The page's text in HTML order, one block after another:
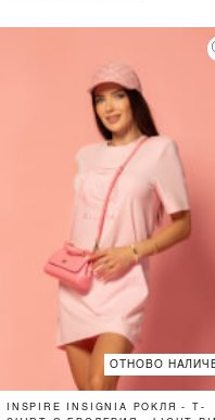
ОТНОВО
INSPIRE INSIGNIA РОКЛЯ - T-